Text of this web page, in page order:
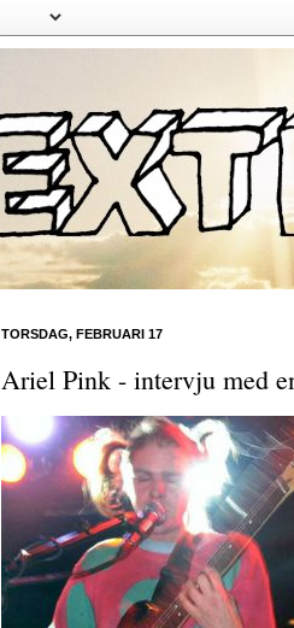
TORSDAG, FEBRUARI 17
Ariel Pink - intervju med